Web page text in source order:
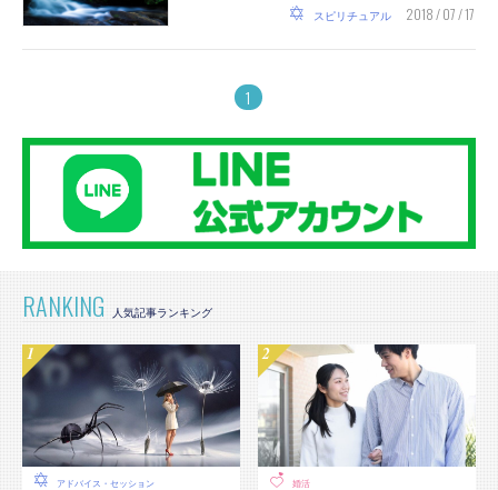
スピリチュアル 2018 / 07 / 17
1
RANKING
アドバイス・セッション 婚活